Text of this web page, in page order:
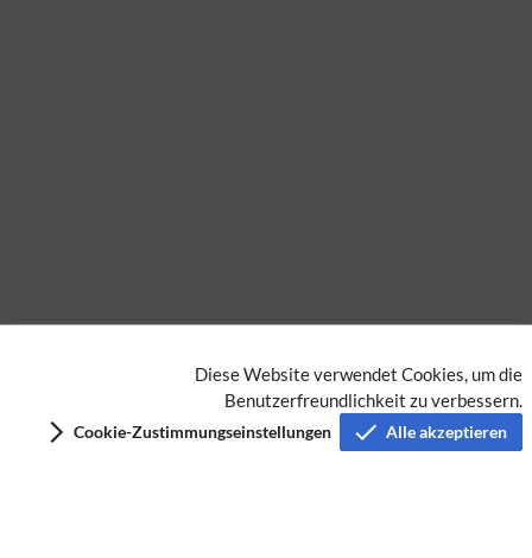
Diese Website verwendet Cookies, um die
Benutzerfreundlichkeit zu verbessern.
Cookie-Zustimmungseinstellungen Alle akzeptieren
Datenschutz